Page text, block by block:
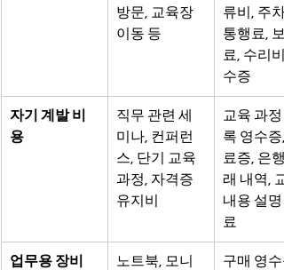
방문, 교육장
이동 등
류비, 주
통행료, 보
료, 수리비
수증
자기 계발 비
용
직무 관련 세
미나, 컨퍼런
스, 단기 교육
과정, 자격증
유지비
교육 과정
록 영수증,
료증, 은행
래 내역,
내용 설명
료
업무용 장비
노트북, 모니
구매 영수